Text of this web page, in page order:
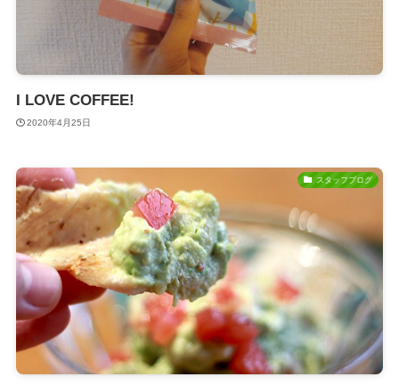
I LOVE COFFEE!
2020年4月25日
スタッフブログ